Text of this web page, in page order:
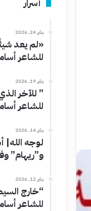
أسرار
يناير 24, 2026
«لم يعد
للشاعر
يناير 19, 2026
” للآخر
للشاعر
يناير 14, 2026
لوجه
و”ريهام”
يناير 12, 2026
“خارج
للشاعر